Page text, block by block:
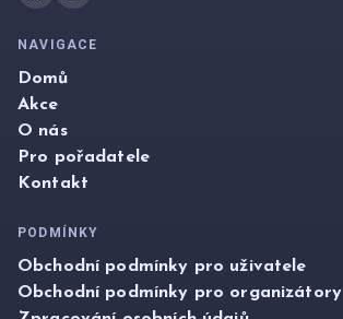
NAVIGACE
Domů
Akce
O nás
Pro pořadatele
Kontakt
PODMÍNKY
Obchodní podmínky pro uživatele
Obchodní podmínky pro organizátory